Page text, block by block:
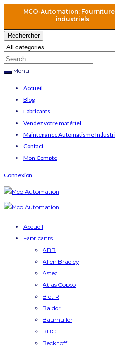
MCO-Automation:
industriels
Rechercher
Menu
Accueil
Blog
Fabricants
Vendez votre matériel
Maintenance Automatisme
Contact
Mon Compte
Connexion
Accueil
Fabricants
ABB
Allen Bradley
Astec
Atlas Copco
B et R
Baldor
Baumuller
BBC
Beckhoff